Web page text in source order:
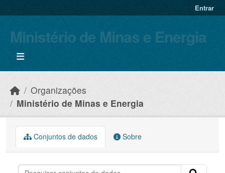
Entrar
Ministério de Minas e Energia
Organizações
Ministério de Minas e Energia
Conjuntos de dados Sobre